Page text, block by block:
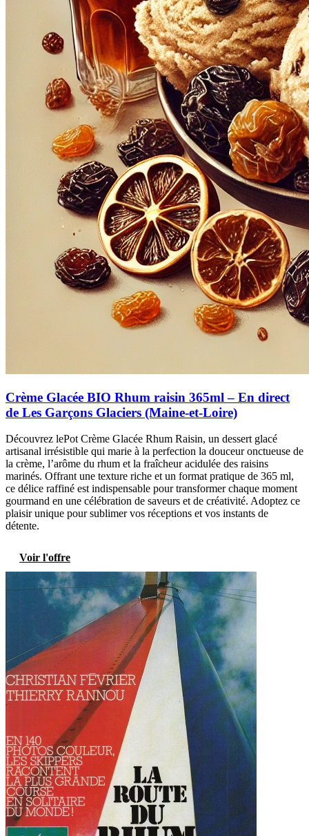
Crème Glacée BIO Rhum raisin 365ml – En direct
de Les Garçons Glaciers (Maine-et-Loire)
Découvrez lePot Crème Glacée Rhum Raisin, un dessert glacé
artisanal irrésistible qui marie à la perfection la douceur onctueuse de
la crème, l’arôme du rhum et la fraîcheur acidulée des raisins
marinés. Offrant une texture riche et un format pratique de 365 ml,
ce délice raffiné est indispensable pour transformer chaque moment
gourmand en une célébration de saveurs et de créativité. Adoptez ce
plaisir unique pour sublimer vos réceptions et vos instants de
détente.
Voir l'offre